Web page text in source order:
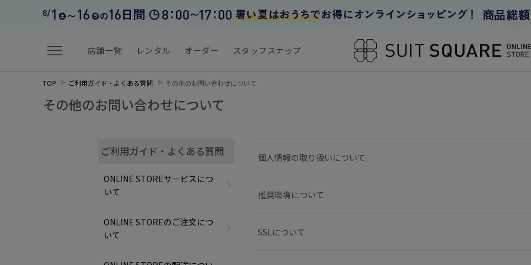
menu 店舗一覧 レンタル オーダー スタッフスナップ
TOP ご利用ガイド・よくある質問 その他のお問い合わせについて
その他のお問い合わせについて
個人情報の取り扱いについて
推奨環境について
SSLについて
ご利用ガイド・よくある質問
ONLINE STOREサービスにつ
いて
ONLINE STOREのご注文につ
いて